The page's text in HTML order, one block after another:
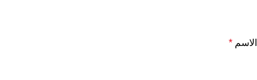
الاسم *